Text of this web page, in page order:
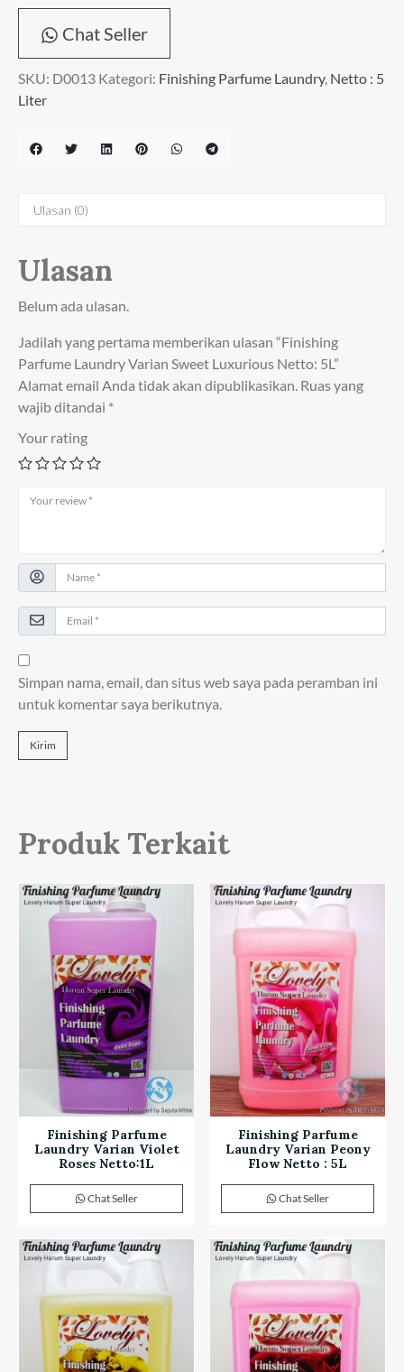
Chat Seller
SKU: D0013 Kategori: Finishing Parfume Laundry, Netto : 5
Liter
Ulasan (0)
Ulasan
Belum ada ulasan.
Jadilah yang pertama memberikan ulasan “Finishing
Parfume Laundry Varian Sweet Luxurious Netto: 5L”
Alamat email Anda tidak akan dipublikasikan. Ruas yang
wajib ditandai *
Your rating
Simpan nama, email, dan situs web saya pada peramban ini
untuk komentar saya berikutnya.
Produk Terkait
Finishing Parfume
Laundry Varian Violet
Roses Netto:1L
Chat Seller
Finishing Parfume
Laundry Varian Peony
Flow Netto : 5L
Chat Seller